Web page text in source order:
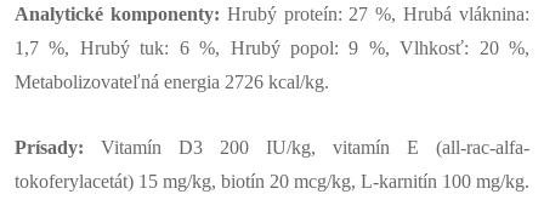
Analytické komponenty: Hrubý proteín: 27 %, Hrubá vláknina:
1,7 %, Hrubý tuk: 6 %, Hrubý popol: 9 %, Vlhkosť: 20 %,
Metabolizovateľná energia 2726 kcal/kg.
Prísady: Vitamín D3 200 IU/kg, vitamín E (all-rac-alfa-
tokoferylacetát) 15 mg/kg, biotín 20 mcg/kg, L-karnitín 100 mg/kg.